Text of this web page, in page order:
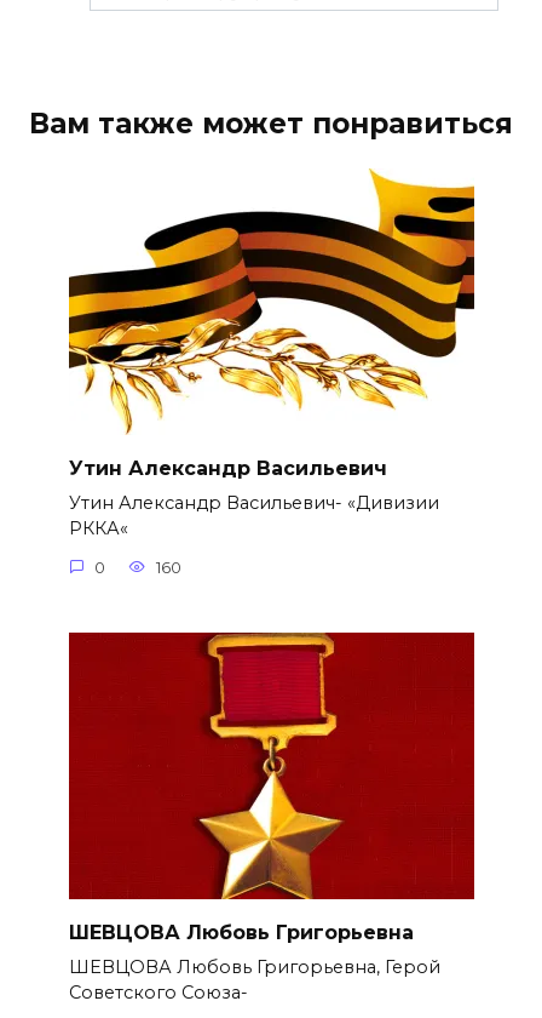
Вам также может понравиться
Утин Александр Васильевич
Утин Александр Васильевич- «Дивизии
РККА«
0 160
ШЕВЦОВА Любовь Григорьевна
ШЕВЦОВА Любовь Григорьевна, Герой
Советского Союза-